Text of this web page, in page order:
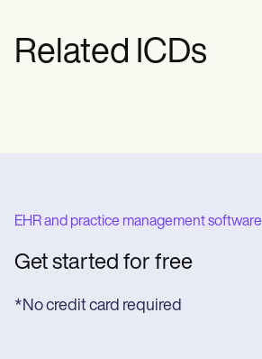
Related ICDs
EHR and practice management software
Get started for free
*No credit card required